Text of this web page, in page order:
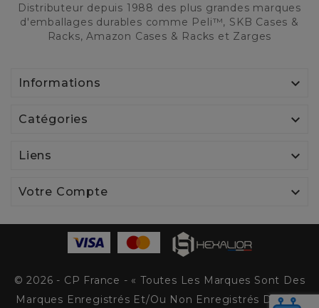
Distributeur depuis 1988 des plus grandes marques
d'emballages durables comme Peli™, SKB Cases &
Racks, Amazon Cases & Racks et Zarges
Informations 
Catégories 
Liens 
Votre Compte 
© 2026 - CP France - « Toutes Les Marques Sont Des
Marques Enregistrés Et/ou Non Enregistrés De Peli